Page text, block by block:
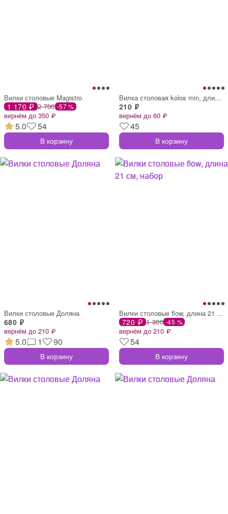
Вилки столовые Magistro
1 170 ₽ 2 700 -57 %
вернём до 350 ₽
5.0 54
В корзину
Вилка столовая kolos min, длина 20 см, т
210 ₽
вернём до 60 ₽
45
В корзину
Вилки столовые Доляна
680 ₽
вернём до 210 ₽
5.0 1 90
В корзину
Вилки столовые flow, длина 21 см, набор
720 ₽ 1 300 -45 %
вернём до 210 ₽
54
В корзину